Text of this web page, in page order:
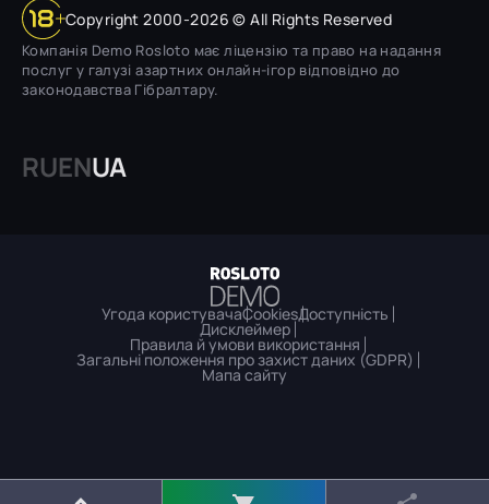
Copyright 2000-2026 © All Rights Reserved
Компанія Demo Rosloto має ліцензію та право на надання
послуг у галузі азартних онлайн-ігор відповідно до
законодавства Гібралтару.
RUENUA
Угода користувачаCookiesДоступність
Дисклеймер
Правила й умови використання
Загальні положення про захист даних (GDPR)
Мапа сайту